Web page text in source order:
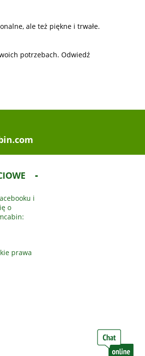
ale też piękne i trwałe.
potrzebach. Odwiedź
i
o
prawa